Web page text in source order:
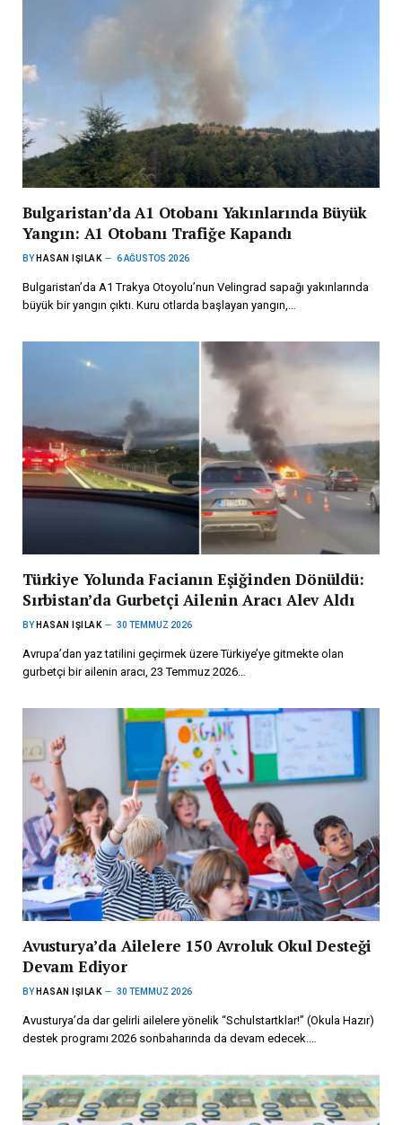
Bulgaristan’da A1 Otobanı Yakınlarında Büyük
Yangın: A1 Otobanı Trafiğe Kapandı
BY HASAN IŞILAK 6 AĞUSTOS 2026
Bulgaristan’da A1 Trakya Otoyolu’nun Velingrad sapağı yakınlarında
büyük bir yangın çıktı. Kuru otlarda başlayan yangın,…
Türkiye Yolunda Facianın Eşiğinden Dönüldü:
Sırbistan’da Gurbetçi Ailenin Aracı Alev Aldı
BY HASAN IŞILAK 30 TEMMUZ 2026
Avrupa’dan yaz tatilini geçirmek üzere Türkiye’ye gitmekte olan
gurbetçi bir ailenin aracı, 23 Temmuz 2026…
Avusturya’da Ailelere 150 Avroluk Okul Desteği
Devam Ediyor
BY HASAN IŞILAK 30 TEMMUZ 2026
Avusturya’da dar gelirli ailelere yönelik “Schulstartklar!” (Okula Hazır)
destek programı 2026 sonbaharında da devam edecek.…